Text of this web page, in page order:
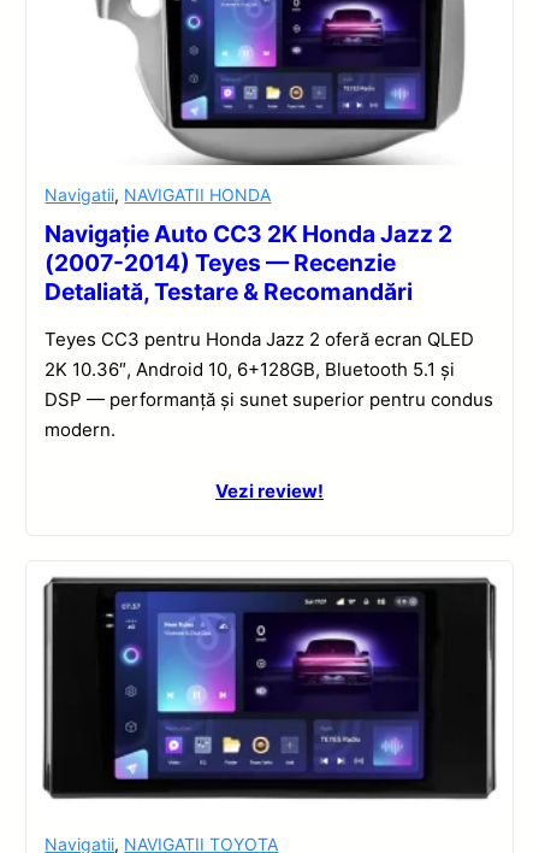
Navigatii, NAVIGATII HONDA
Navigație Auto CC3 2K Honda Jazz 2
(2007-2014) Teyes — Recenzie
Detaliată, Testare & Recomandări
Teyes CC3 pentru Honda Jazz 2 oferă ecran QLED
2K 10.36″, Android 10, 6+128GB, Bluetooth 5.1 și
DSP — performanță și sunet superior pentru condus
modern.
Vezi review!
Navigatii, NAVIGATII TOYOTA